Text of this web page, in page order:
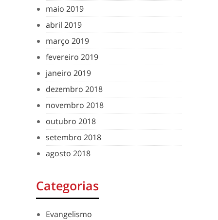
maio 2019
abril 2019
março 2019
fevereiro 2019
janeiro 2019
dezembro 2018
novembro 2018
outubro 2018
setembro 2018
agosto 2018
Categorias
Evangelismo